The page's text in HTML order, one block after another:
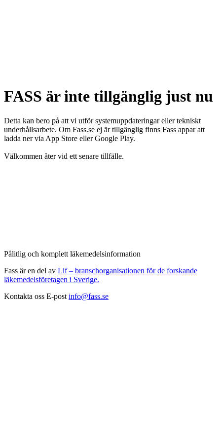
FASS är inte tillgänglig just nu
Detta kan bero på att vi utför systemuppdateringar eller tekniskt
underhållsarbete. Om Fass.se ej är tillgänglig finns Fass appar att
ladda ner via App Store eller Google Play.
Välkommen åter vid ett senare tillfälle.
Pålitlig och komplett läkemedelsinformation
Fass är en del av Lif – branschorganisationen för de forskande
läkemedelsföretagen i Sverige.
Kontakta oss E-post info@fass.se